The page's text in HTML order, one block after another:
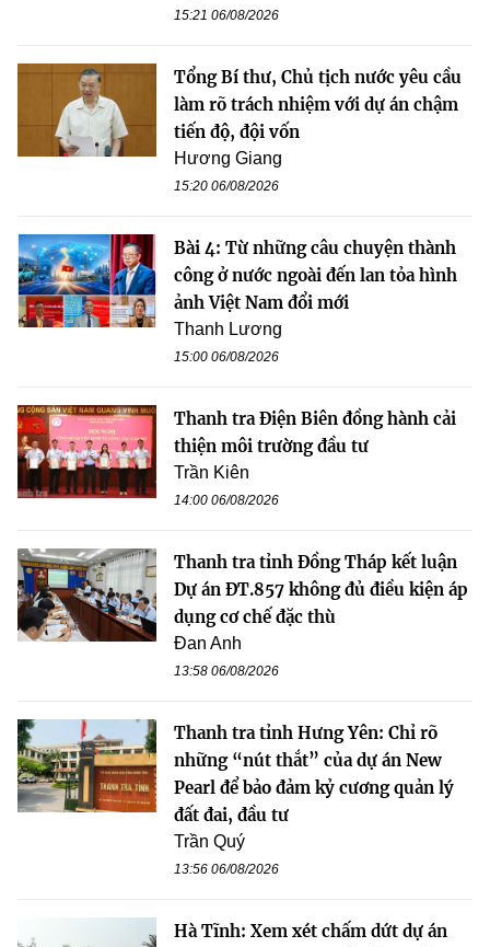
15:21 06/08/2026
Tổng Bí thư, Chủ tịch nước yêu cầu
làm rõ trách nhiệm với dự án chậm
tiến độ, đội vốn
Hương Giang
15:20 06/08/2026
Bài 4: Từ những câu chuyện thành
công ở nước ngoài đến lan tỏa hình
ảnh Việt Nam đổi mới
Thanh Lương
15:00 06/08/2026
Thanh tra Điện Biên đồng hành cải
thiện môi trường đầu tư
Trần Kiên
14:00 06/08/2026
Thanh tra tỉnh Đồng Tháp kết luận
Dự án ĐT.857 không đủ điều kiện áp
dụng cơ chế đặc thù
Đan Anh
13:58 06/08/2026
Thanh tra tỉnh Hưng Yên: Chỉ rõ
những “nút thắt” của dự án New
Pearl để bảo đảm kỷ cương quản lý
đất đai, đầu tư
Trần Quý
13:56 06/08/2026
Hà Tĩnh: Xem xét chấm dứt dự án